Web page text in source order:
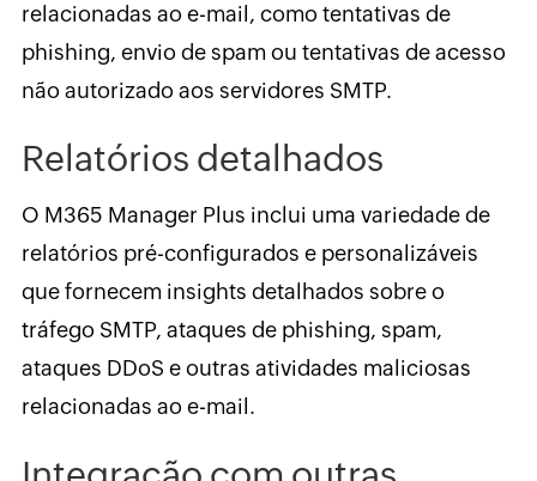
relacionadas ao e-mail, como tentativas de
phishing, envio de spam ou tentativas de acesso
não autorizado aos servidores SMTP.
Relatórios detalhados
O M365 Manager Plus inclui uma variedade de
relatórios pré-configurados e personalizáveis
que fornecem insights detalhados sobre o
tráfego SMTP, ataques de phishing, spam,
ataques DDoS e outras atividades maliciosas
relacionadas ao e-mail.